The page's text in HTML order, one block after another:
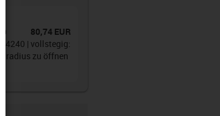
80,74 EUR
| vollstegig:
zu öffnen